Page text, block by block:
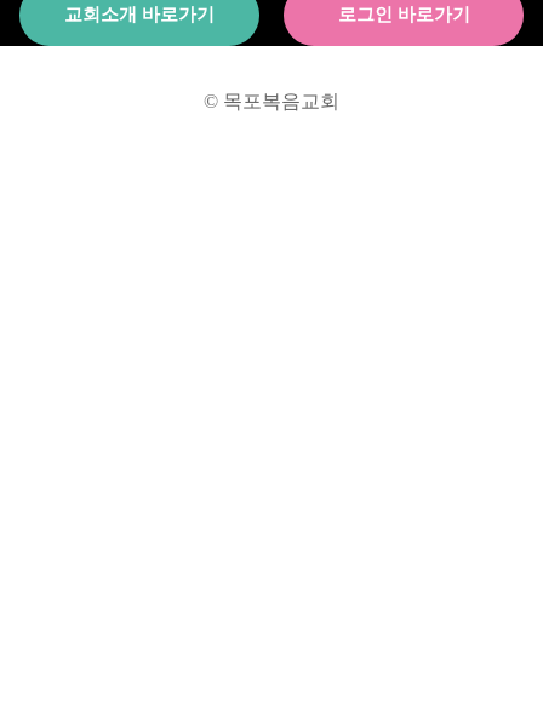
교회소개 바로가기 로그인 바로가기
© 목포복음교회